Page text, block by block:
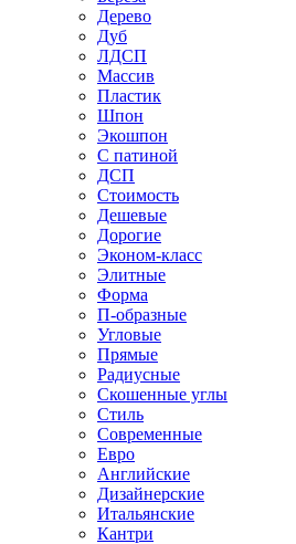
Дерево
Дуб
ЛДСП
Массив
Пластик
Шпон
Экошпон
С патиной
ДСП
Стоимость
Дешевые
Дорогие
Эконом-класс
Элитные
Форма
П-образные
Угловые
Прямые
Радиусные
Скошенные углы
Стиль
Современные
Евро
Английские
Дизайнерские
Итальянские
Кантри